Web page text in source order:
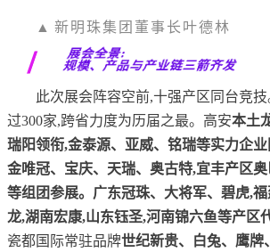
▲新明珠集团董事长叶德林
展会全景:
规模、产品与产业链三箭齐发
此次展会阵容空前,十强产区同台竞
过300家,跨省力度为历届之最。高安本土
瑞阳领衔,金泰源、亚威、铭瑞等实力企
金唯冠、宝庆、天瑞、奥古特,宜丰产区
等组团参展。广东冠珠、大将军、碧虎,
龙,湖南宏康,山东钰圣,河南锦六鱼等产区
瓷都国际常驻品牌世纪新贵、白兔、鹰牌